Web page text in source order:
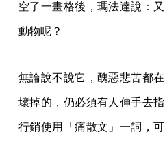
空了一畫格後，瑪法達說：
動物呢？
無論說不說它，醜惡悲苦都
壞掉的，仍必須有人伸手去
行銷使用「痛散文」一詞，